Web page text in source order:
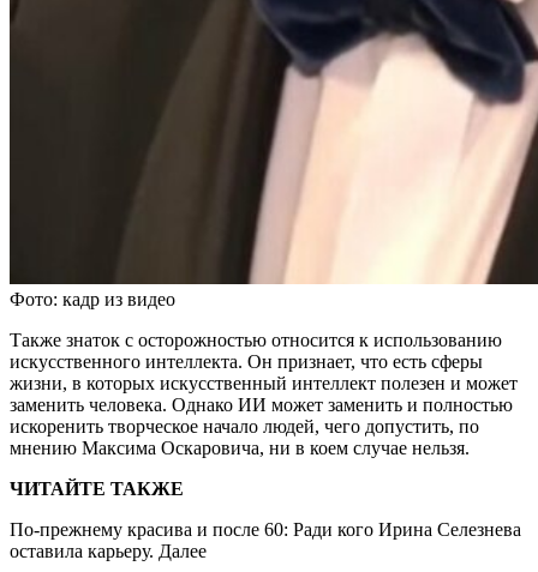
Фото: кадр из видео
Также знаток с осторожностью относится к использованию
искусственного интеллекта. Он признает, что есть сферы
жизни, в которых искусственный интеллект полезен и может
заменить человека. Однако ИИ может заменить и полностью
искоренить творческое начало людей, чего допустить, по
мнению Максима Оскаровича, ни в коем случае нельзя.
ЧИТАЙТЕ ТАКЖЕ
По-прежнему красива и после 60: Ради кого Ирина Селезнева
оставила карьеру. Далее